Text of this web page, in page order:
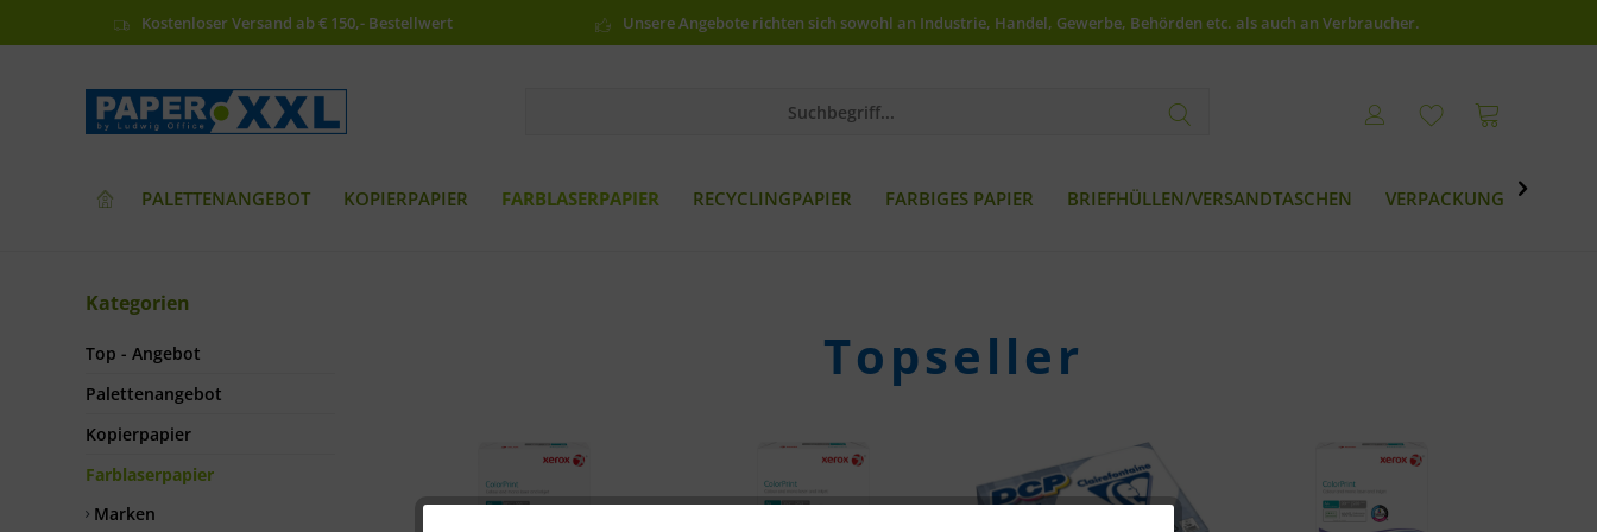
Kostenloser Versand ab € 150,- Bestellwert Unsere Angebote richten sich sowohl an Industrie, Handel, Gewerbe, Behörden etc. als auch an Verbraucher.
PALETTENANGEBOT KOPIERPAPIER FARBLASERPAPIER RECYCLINGPAPIER FARBIGES PAPIER BRIEFHÜLLEN/VERSANDTASCHEN VERPACKUNG 
Kategorien
Top - Angebot
Palettenangebot
Kopierpapier
Farblaserpapier
Marken
Topseller